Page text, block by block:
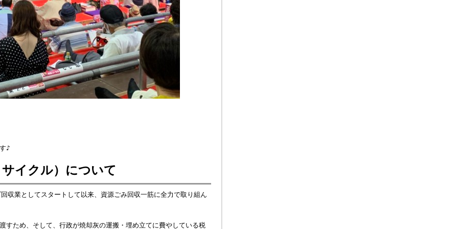
♪
イクル）について
収業としてスタートして以来、資源ごみ回収一筋に全力で取り組ん
すため、そして、行政が焼却灰の運搬・埋め立てに費やしている税